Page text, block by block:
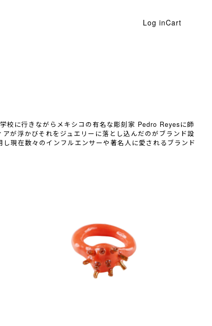
Log inCart
校に行きながらメキシコの有名な彫刻家 Pedro Reyesに師
が浮かびそれをジュエリーに落とし込んだのがブランド設
現在数々のインフルエンサーや著名人に愛されるブランド